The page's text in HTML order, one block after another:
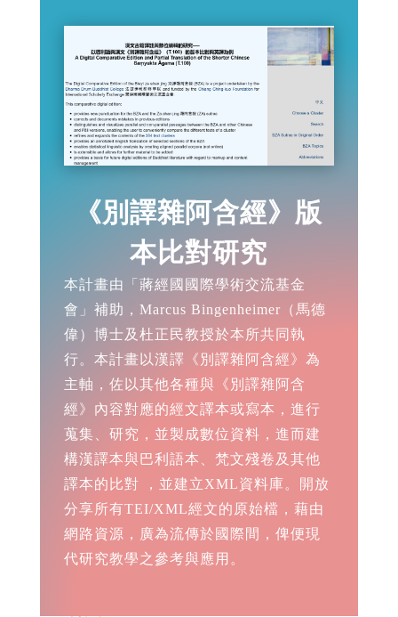
《別譯雜阿含經》版
本比對研究
本計畫由「蔣經國國際學術交流基金
會」補助，Marcus Bingenheimer（馬德
偉）博士及杜正民教授於本所共同執
行。本計畫以漢譯《別譯雜阿含經》為
主軸，佐以其他各種與《別譯雜阿含
經》內容對應的經文譯本或寫本，進行
蒐集、研究，並製成數位資料，進而建
構漢譯本與巴利語本、梵文殘卷及其他
譯本的比對 ，並建立XML資料庫。開放
分享所有TEI/XML經文的原始檔，藉由
網路資源，廣為流傳於國際間，俾便現
代研究教學之參考與應用。